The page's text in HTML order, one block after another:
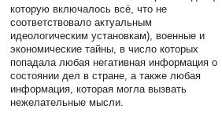
которую включалось всё, что не
соответствовало актуальным
идеологическим установкам), военные и
экономические тайны, в число которых
попадала любая негативная информация о
состоянии дел в стране, а также любая
информация, которая могла вызвать
нежелательные мысли.